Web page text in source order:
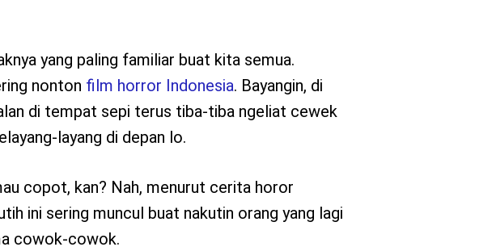
yang paling familiar buat kita semua.
nonton film horror Indonesia. Bayangin, di
di tempat sepi terus tiba-tiba ngeliat cewek
layang di depan lo.
copot, kan? Nah, menurut cerita horor
ini sering muncul buat nakutin orang yang lagi
cowok-cowok.